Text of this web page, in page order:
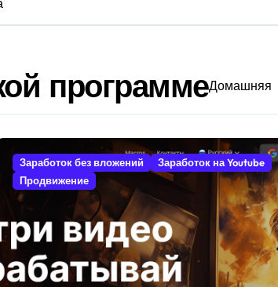
программеДомашняя
Заработок без вложений
Заработок на Youtube
Продвижение